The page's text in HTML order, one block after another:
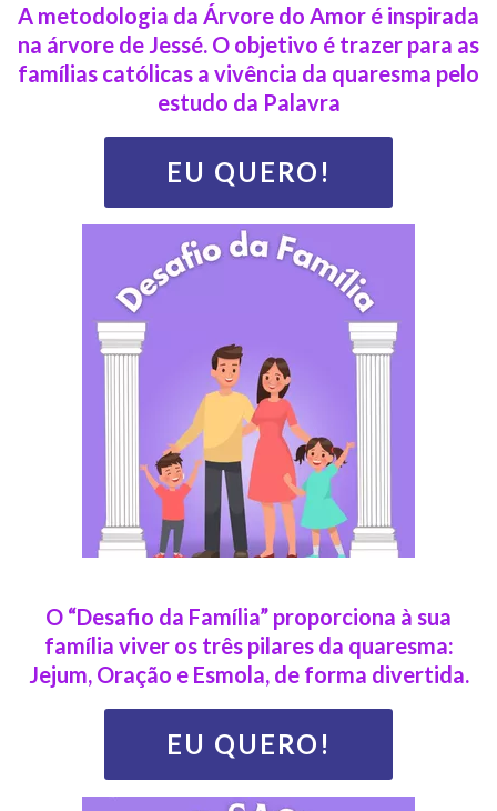
A metodologia da Árvore do Amor é inspirada
na árvore de Jessé. O objetivo é trazer para as
famílias católicas a vivência da quaresma pelo
estudo da Palavra
EU QUERO!
O “Desafio da Família” proporciona à sua
família viver os três pilares da quaresma:
Jejum, Oração e Esmola, de forma divertida.
EU QUERO!